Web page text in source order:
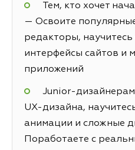
Тем, кто хочет
— Освоите
редакторы, научитесь
интерфейсы сайтов и
приложений
Junior-
UX-дизайна,
анимации и сложные
Поработаете с